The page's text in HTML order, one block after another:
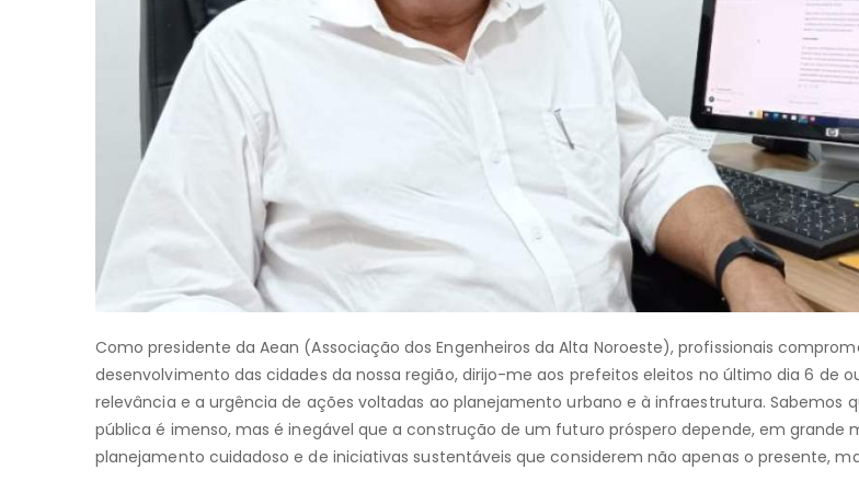
Como presidente da Aean (Associação dos Engenheiros da Alta Noroeste), profissionais
desenvolvimento das cidades da nossa região, dirijo-me aos prefeitos eleitos no último dia 6 de
relevância e a urgência de ações voltadas ao planejamento urbano e à infraestrutura. Sabemos
pública é imenso, mas é inegável que a construção de um futuro próspero depende, em grande
planejamento cuidadoso e de iniciativas sustentáveis que considerem não apenas o presente,